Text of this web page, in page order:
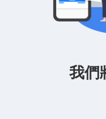
我們